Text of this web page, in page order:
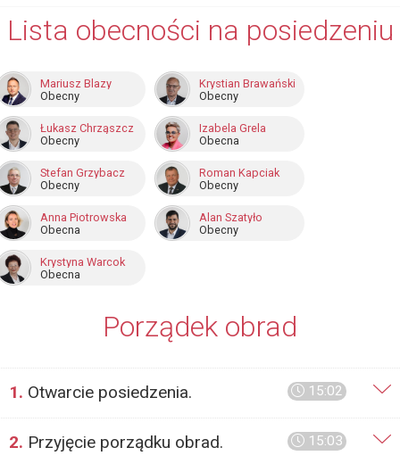
Lista obecności na posiedzeniu
Mariusz Blazy
Obecny
Krystian Brawański
Obecny
Łukasz Chrząszcz
Obecny
Izabela Grela
Obecna
Stefan Grzybacz
Obecny
Roman Kapciak
Obecny
Anna Piotrowska
Obecna
Alan Szatyło
Obecny
Krystyna Warcok
Obecna
Porządek obrad
15:02
1. Otwarcie posiedzenia.
15:03
2. Przyjęcie porządku obrad.